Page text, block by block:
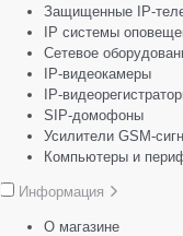
Защищенные IP-
IP системы
Сетевое
IP-видеокамеры
IP-
SIP-домофоны
Усилители GSM-
Компьютеры и
Информация
О магазине